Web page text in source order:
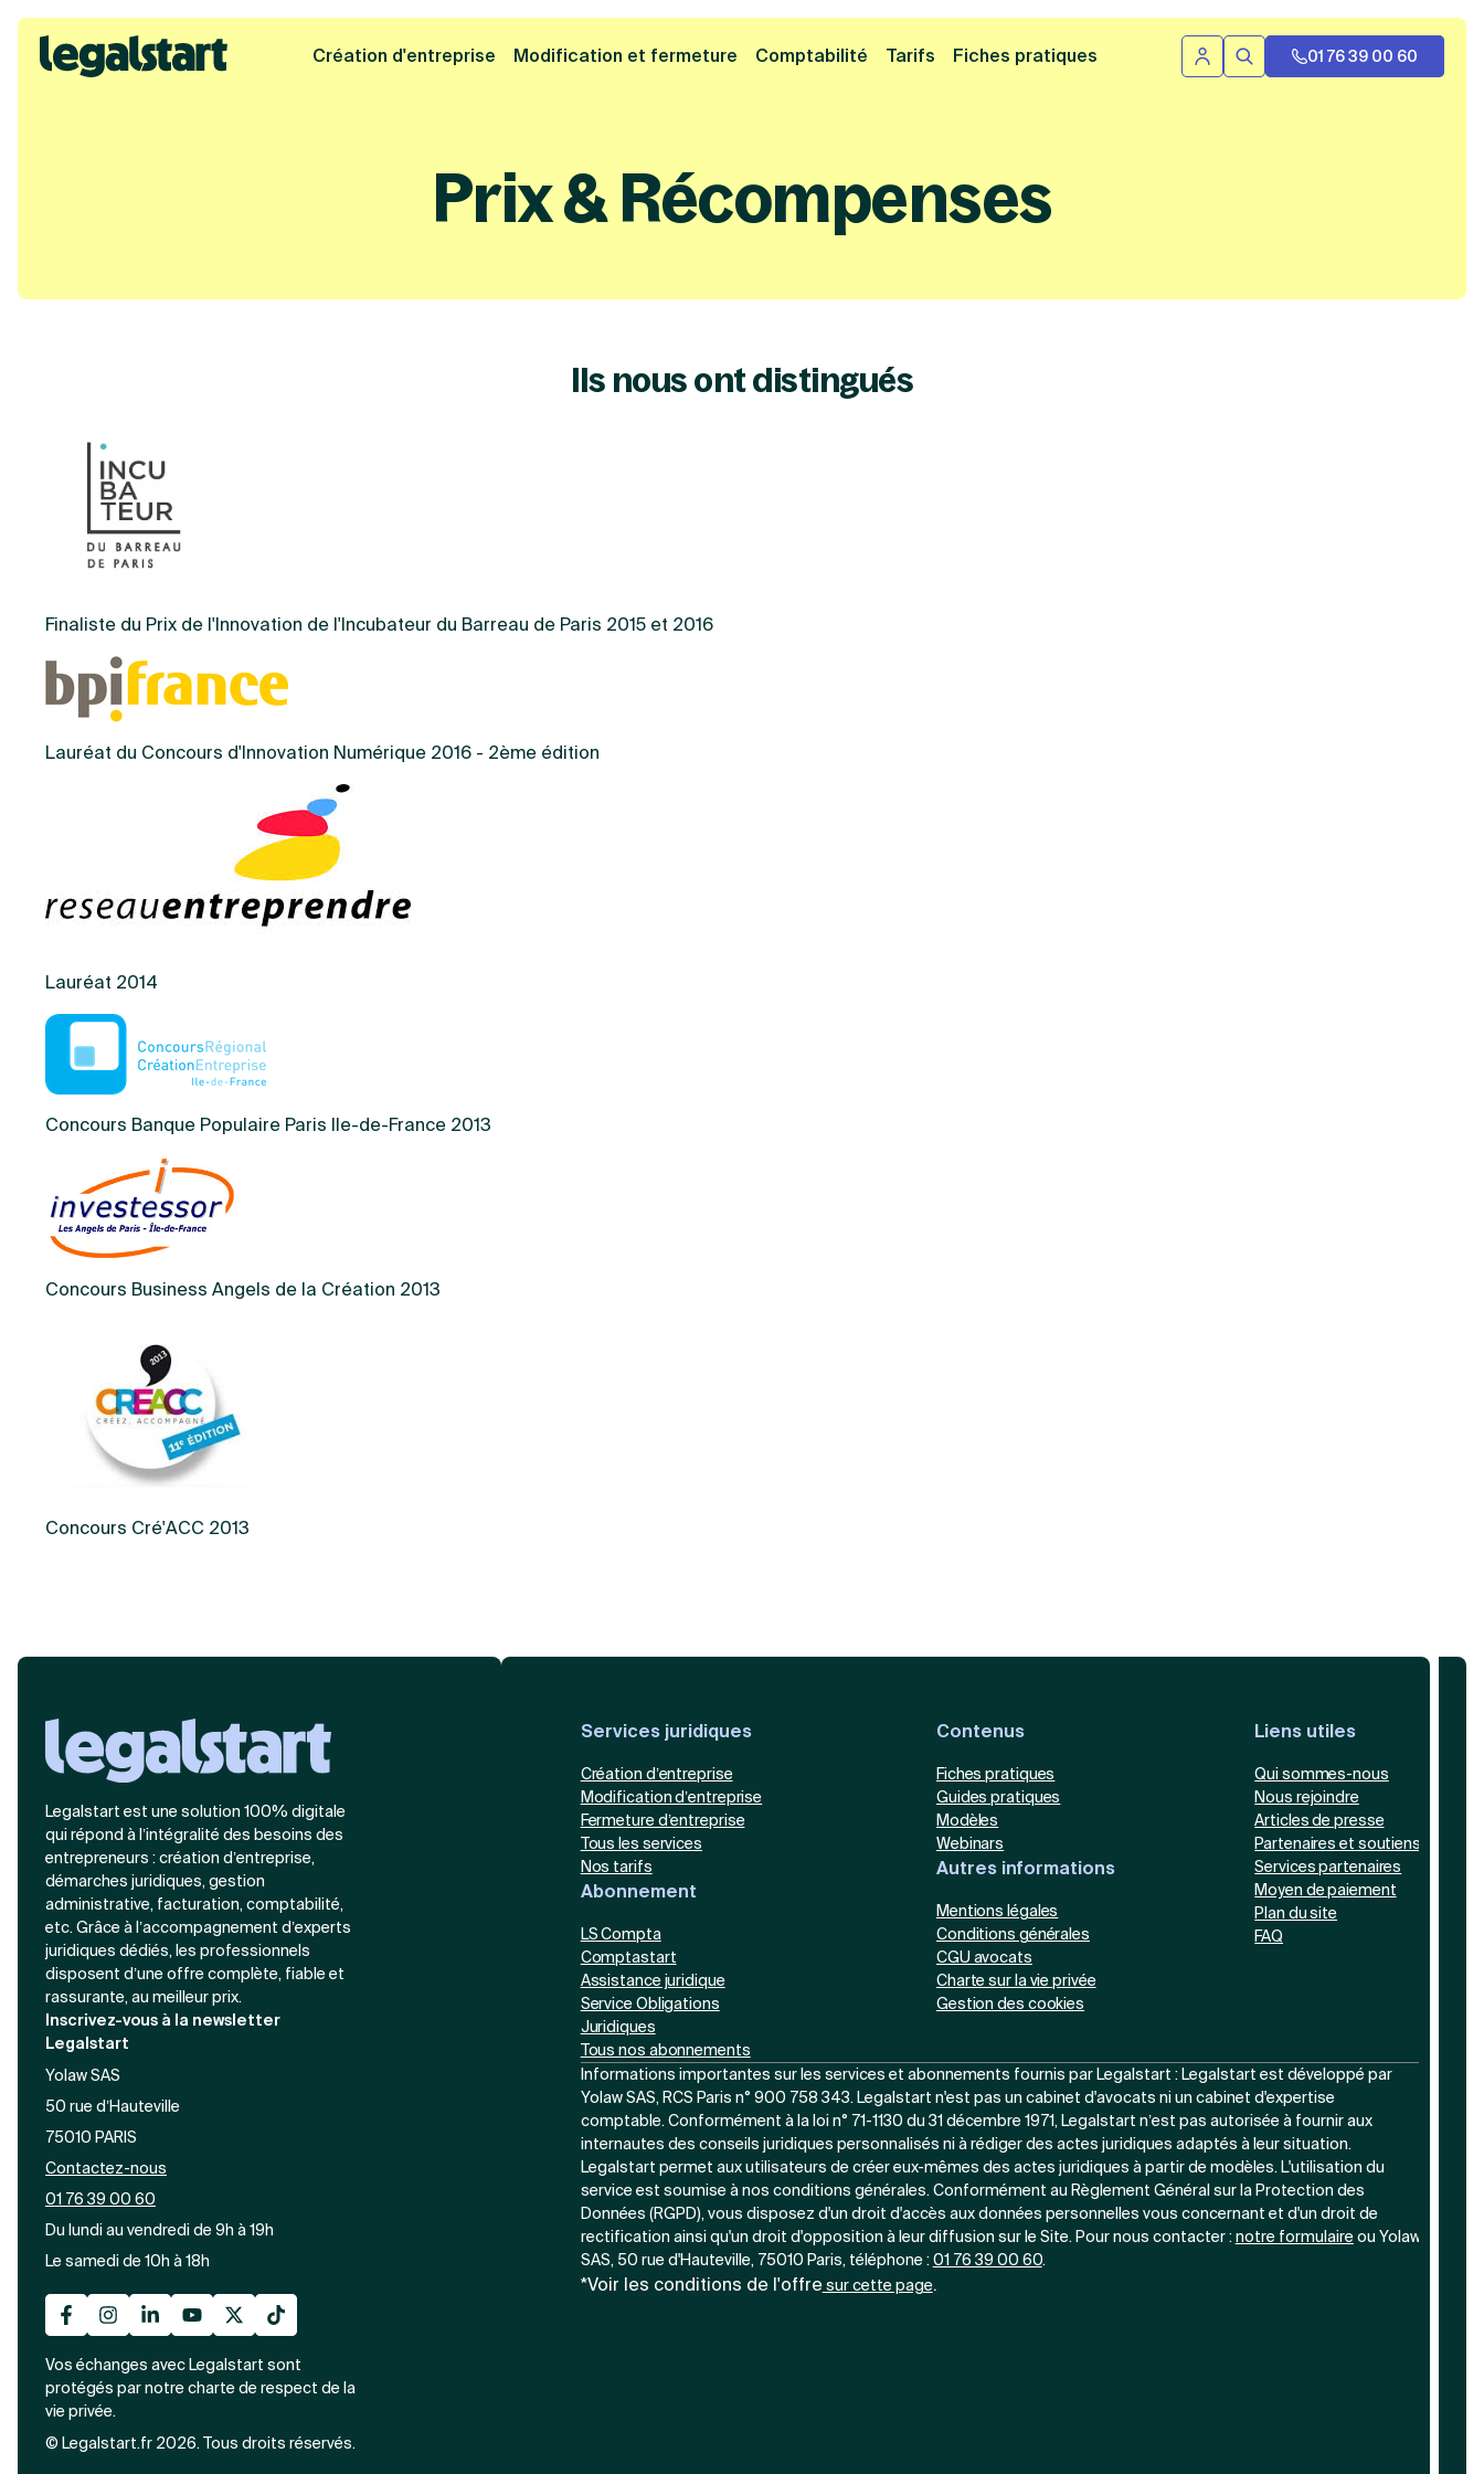
Cliquez ici pour reprendre votre démarche Fermer la bannière
Legalstart
Création d'entreprise Modification et fermeture Comptabilité Tarifs Fiches pratiques Se connecter
Rechercher01 76 39 00 60
Prix & Récompenses
Ils nous ont distingués
Finaliste du Prix de l'Innovation de l'Incubateur du Barreau de Paris 2015 et 2016
Lauréat du Concours d'Innovation Numérique 2016 - 2ème édition
Lauréat 2014
Concours Banque Populaire Paris Ile-de-France 2013
Concours Business Angels de la Création 2013
Concours Cré'ACC 2013
Legalstart est une solution 100% digitale
qui répond à l’intégralité des besoins des
entrepreneurs : création d’entreprise,
démarches juridiques, gestion
administrative, facturation, comptabilité,
etc. Grâce à l’accompagnement d’experts
juridiques dédiés, les professionnels
disposent d’une offre complète, fiable et
rassurante, au meilleur prix.
Inscrivez-vous à la newsletter
Legalstart
Yolaw SAS
50 rue d’Hauteville
75010 PARIS
Contactez-nous
01 76 39 00 60
Du lundi au vendredi de 9h à 19h
Le samedi de 10h à 18h
Vos échanges avec Legalstart sont
protégés par notre charte de respect de la
vie privée.
© Legalstart.fr 2026. Tous droits réservés.
Services juridiques
Création d’entreprise
Modification d’entreprise
Fermeture d’entreprise
Tous les services
Nos tarifs
Abonnement
LS Compta
Comptastart
Assistance juridique
Service Obligations
Juridiques
Tous nos abonnements
Contenus
Fiches pratiques
Guides pratiques
Modèles
Webinars
Autres informations
Mentions légales
Conditions générales
CGU avocats
Charte sur la vie privée
Gestion des cookies
Liens utiles
Qui sommes-nous
Nous rejoindre
Articles de presse
Partenaires et soutiens
Services partenaires
Moyen de paiement
Plan du site
FAQ
Informations importantes sur les services et abonnements fournis par Legalstart : Legalstart est développé par
Yolaw SAS, RCS Paris n° 900 758 343. Legalstart n'est pas un cabinet d'avocats ni un cabinet d'expertise
comptable. Conformément à la loi n° 71-1130 du 31 décembre 1971, Legalstart n’est pas autorisée à fournir aux
internautes des conseils juridiques personnalisés ni à rédiger des actes juridiques adaptés à leur situation.
Legalstart permet aux utilisateurs de créer eux-mêmes des actes juridiques à partir de modèles. L'utilisation du
service est soumise à nos conditions générales. Conformément au Règlement Général sur la Protection des
Données (RGPD), vous disposez d'un droit d'accès aux données personnelles vous concernant et d'un droit de
rectification ainsi qu'un droit d'opposition à leur diffusion sur le Site. Pour nous contacter : notre formulaireou Yolaw
SAS, 50 rue d'Hauteville, 75010 Paris, téléphone : 01 76 39 00 60.
*Voir les conditions de l'offresur cette page.